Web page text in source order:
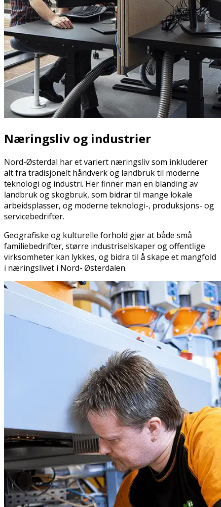
Næringsliv og industrier
Nord-Østerdal har et variert næringsliv som inkluderer
alt fra tradisjonelt håndverk og landbruk til moderne
teknologi og industri. Her finner man en blanding av
landbruk og skogbruk, som bidrar til mange lokale
arbeidsplasser, og moderne teknologi-, produksjons- og
servicebedrifter.
Geografiske og kulturelle forhold gjør at både små
familiebedrifter, større industriselskaper og offentlige
virksomheter kan lykkes, og bidra til å skape et mangfold
i næringslivet i Nord- Østerdalen.